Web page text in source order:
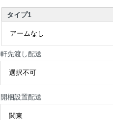
タイプ1
軒先渡し配送
開梱設置配送